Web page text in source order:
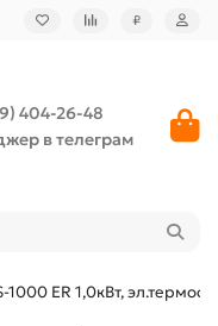
₽
404-26-48
в телеграм
ER 1,0кВт,